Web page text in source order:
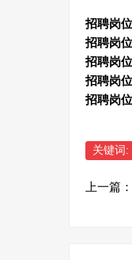
招聘岗位
招聘岗位
招聘岗位
招聘岗位
招聘岗位
关键词:
上一篇：